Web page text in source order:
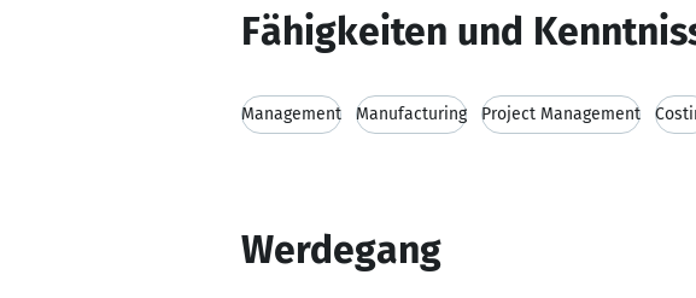
Fähigkeiten und
Management Manufacturing Project Management
Werdegang